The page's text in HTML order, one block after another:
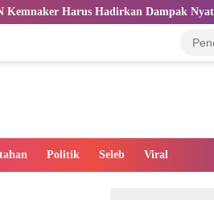
Dampak Nyata bagi Masyarakat
Politik Seleb Viral